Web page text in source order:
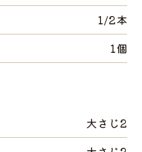
1/2本
1個
大さじ2